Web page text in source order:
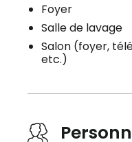
Foyer
Salle de lavage
Salon (foyer,
etc.)